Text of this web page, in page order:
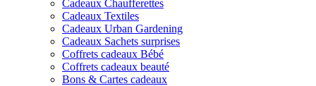
Cadeaux Chaufferettes
Cadeaux Textiles
Cadeaux Urban Gardening
Cadeaux Sachets surprises
Coffrets cadeaux Bébé
Coffrets cadeaux beauté
Bons & Cartes cadeaux